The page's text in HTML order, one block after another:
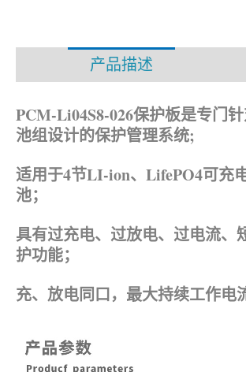
产品描述
PCM-Li04S8-026保护板是专门
池组设计的保护管理系统;
适用于4节LI-ion、LifePO4可充
池；
具有过充电、过放电、过电流、
护功能；
充、放电同口，最大持续工作电